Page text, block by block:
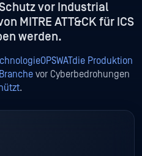
vor Industrial
MITRE ATT&CK für ICS
werden.
Produktion
vor Cyberbedrohungen
.